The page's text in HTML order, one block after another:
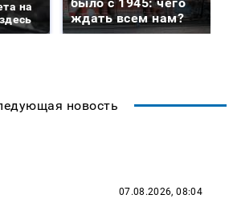
на
ждать всем нам?
новость
07.08.2026, 08:04